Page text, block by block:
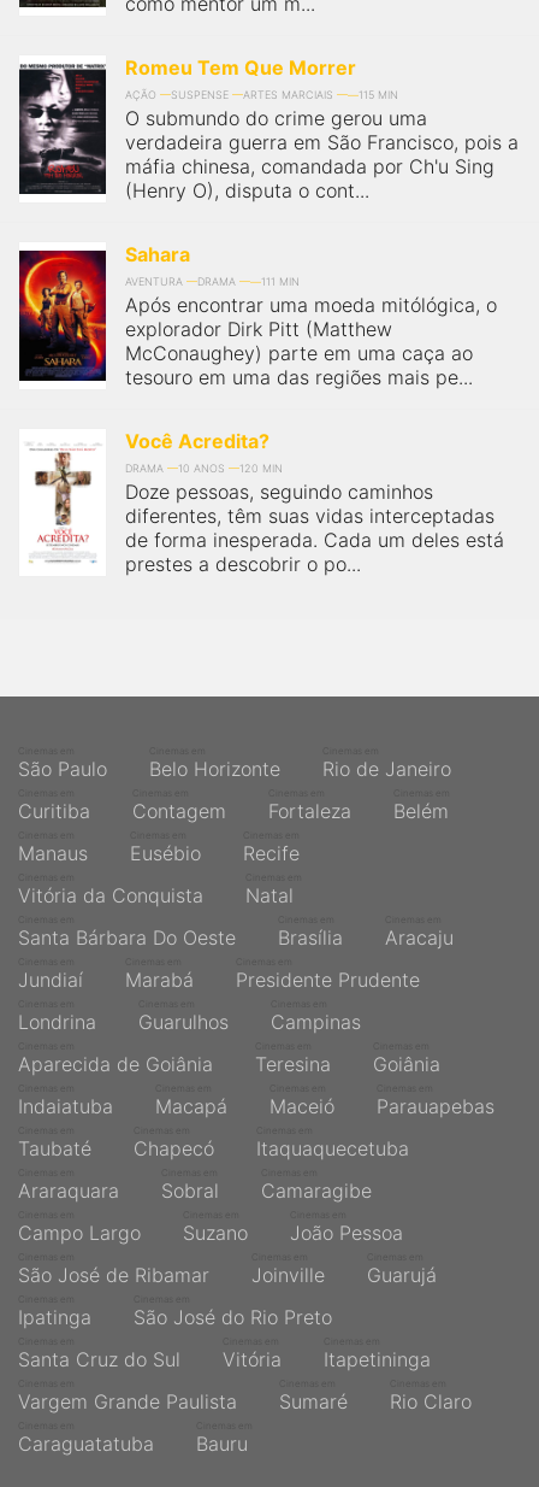
Romeu Tem Que Morrer
AÇÃO SUSPENSE ARTES MARCIAIS 115 MIN
O submundo do crime gerou uma
verdadeira guerra em São Francisco, pois a
máfia chinesa, comandada por Ch'u Sing
(Henry O), disputa o cont...
Sahara
AVENTURA DRAMA 111 MIN
Após encontrar uma moeda mitólógica, o
explorador Dirk Pitt (Matthew
McConaughey) parte em uma caça ao
tesouro em uma das regiões mais pe...
Você Acredita?
DRAMA 10 ANOS 120 MIN
Doze pessoas, seguindo caminhos
diferentes, têm suas vidas interceptadas
de forma inesperada. Cada um deles está
prestes a descobrir o po...
São Paulo Belo Horizonte Rio de Janeiro
Curitiba Contagem Fortaleza Belém
Manaus Eusébio Recife
Vitória da Conquista Natal
Santa Bárbara Do Oeste Brasília Aracaju
Jundiaí Marabá Presidente Prudente
Londrina Guarulhos Campinas
Aparecida de Goiânia Teresina Goiânia
Indaiatuba Macapá Maceió Parauapebas
Taubaté Chapecó Itaquaquecetuba
Araraquara Sobral Camaragibe
Campo Largo Suzano João Pessoa
São José de Ribamar Joinville Guarujá
Ipatinga São José do Rio Preto
Santa Cruz do Sul Vitória Itapetininga
Vargem Grande Paulista Sumaré Rio Claro
Caraguatatuba Bauru